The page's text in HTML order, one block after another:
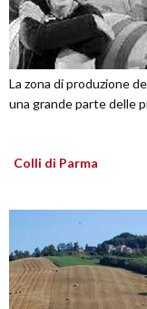
La zona di produzione
una grande parte delle
Colli di Parma